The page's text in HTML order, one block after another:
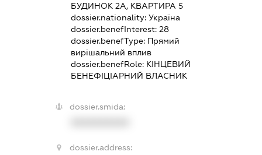
БУДИНОК 2А, КВАРТИРА 5
dossier.nationality: Україна
dossier.benefInterest: 28
dossier.benefType: Прямий
вирішальний вплив
dossier.benefRole: КІНЦЕВИЙ
БЕНЕФІЦІАРНИЙ ВЛАСНИК
dossier.smida:
dossier.address: